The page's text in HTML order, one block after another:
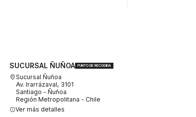
SUCURSAL ÑUÑOA PUNTO DE RECOGIDA
Sucursal Ñuñoa
Av. Irarrázaval, 3101
Santiago - Ñuñoa
Región Metropolitana - Chile
Ver más detalles